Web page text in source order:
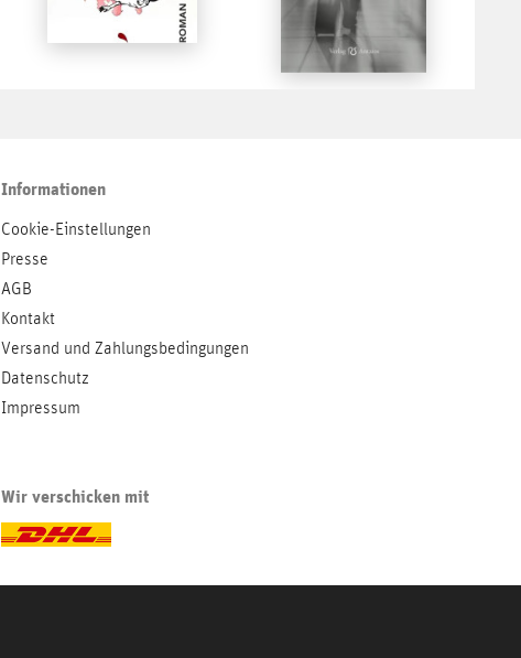
Informationen
Cookie-Einstellungen
Presse
AGB
Kontakt
Versand und Zahlungsbedingungen
Datenschutz
Impressum
Wir verschicken mit